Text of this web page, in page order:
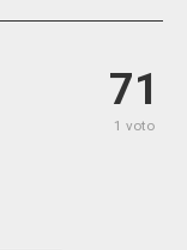
71
1 voto